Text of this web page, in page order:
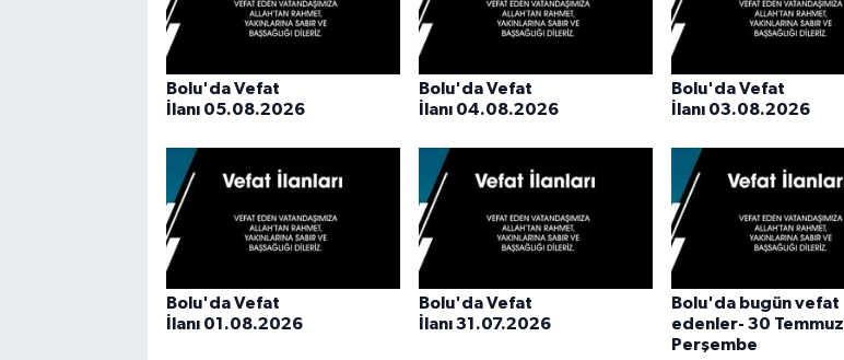
Bolu'da Vefat
İlanı 05.08.2026
Bolu'da Vefat
İlanı 04.08.2026
Bolu'da Vefat
İlanı 03.08.2026
Bolu'da Vefat
İlanı 01.08.2026
Bolu'da Vefat
İlanı 31.07.2026
Bolu'da bugün vefat
edenler- 30 Temmuz
Perşembe